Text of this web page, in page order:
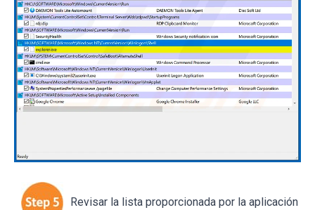
Revisar la lista proporcionada por la aplicación